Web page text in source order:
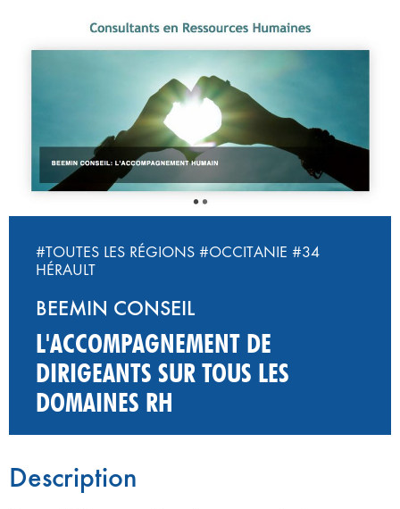
#TOUTES LES RÉGIONS #OCCITANIE #34
HÉRAULT
BEEMIN CONSEIL
L'ACCOMPAGNEMENT DE
DIRIGEANTS SUR TOUS LES
DOMAINES RH
Description